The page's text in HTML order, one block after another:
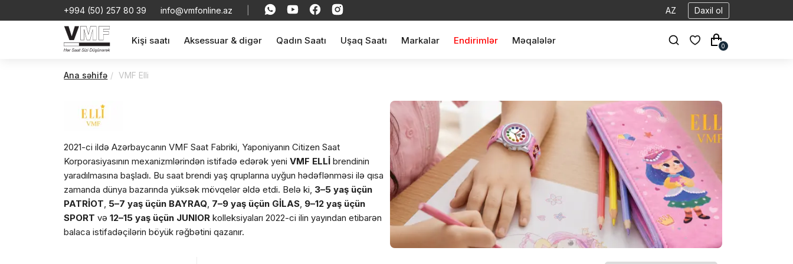
+994 (50) 257 80 39 info@vmfonline.az AZ Daxil ol
Kişi saatı Aksessuar & digər Qadın Saatı Uşaq Saatı Markalar Endirimlər Məqalələr
0
Ana səhifə VMF Elli
2021-ci ildə Azərbaycanın VMF Saat Fabriki, Yaponiyanın Citizen Saat
Korporasiyasının mexanizmlərindən istifadə edərək yeniVMF ELLİ brendinin
yaradılmasına başladı. Bu saat brendi yaş qruplarına uyğun hədəflənməsi ilə qısa
zamanda dünya bazarında yüksək mövqelər əldə etdi. Belə ki, 3–5 yaş üçün
PATRİOT, 5–7 yaş üçün BAYRAQ, 7–9 yaş üçün GİLAS, 9–12 yaş üçün
SPORT və12–15 yaş üçün JUNIOR kolleksiyaları 2022-ci ilin yayından etibarən
balaca istifadəçilərin böyük rəğbətini qazanır.